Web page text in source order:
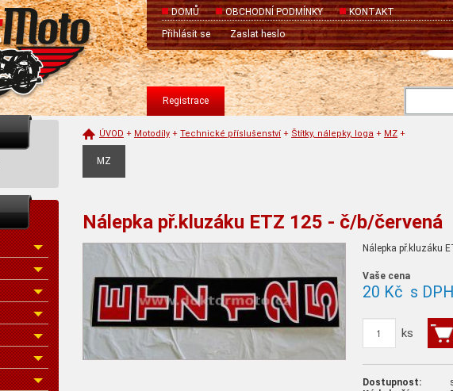
DOMŮ OBCHODNÍ PODMÍNKY
KONTAKT
Přihlásit se
Zaslat heslo
Registrace
ÚVOD + Motodíly + Technické příslušenství + Štítky, nálepky, loga + MZ +
MZ
Nálepka př.kluzáku ETZ 125 - č/b/červená
Nálepka př.kluzáku
Vaše cena
20 Kč s DPH
ks
Dostupnost: